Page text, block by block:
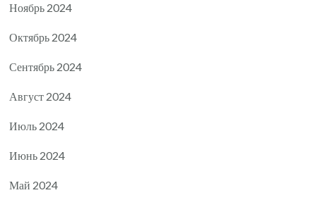
Ноябрь 2024
Октябрь 2024
Сентябрь 2024
Август 2024
Июль 2024
Июнь 2024
Май 2024